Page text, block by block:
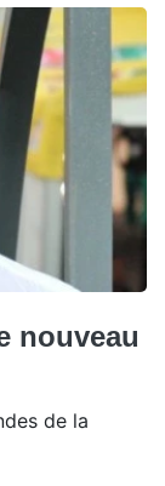
nouveau
de la